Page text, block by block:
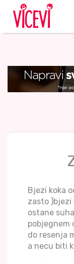
Bjezi koka
zasto )bjezi
ostane
pobjegnem
do resenja
a necu biti